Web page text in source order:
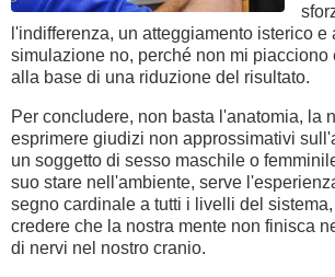
l'indifferenza, un atteggiamento isterico e
simulazione no, perché non mi piacciono
alla base di una riduzione del risultato.
Per concludere, non basta l'anatomia, la
esprimere giudizi non approssimativi
un soggetto di sesso maschile o
suo stare nell'ambiente, serve
segno cardinale a tutti i livelli del
credere che la nostra mente non finisca
di nervi nel nostro cranio.